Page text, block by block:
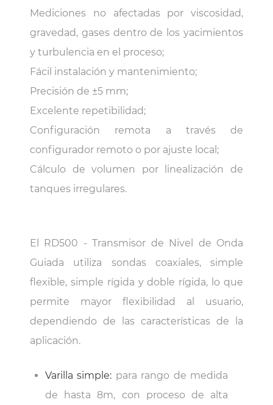
Mediciones no afectadas por viscosidad,
gravedad, gases dentro de los yacimientos
y turbulencia en el proceso;
Fácil instalación y mantenimiento;
Precisión de ±5 mm;
Excelente repetibilidad;
Configuración remota a través de
configurador remoto o por ajuste local;
Cálculo de volumen por linealización de
tanques irregulares.
El RD500 - Transmisor de Nivel de Onda
Guiada utiliza sondas coaxiales, simple
flexible, simple rígida y doble rígida, lo que
permite mayor flexibilidad al usuario,
dependiendo de las características de la
aplicación.
Varilla simple: para rango de medida
de hasta 8m, con proceso de alta